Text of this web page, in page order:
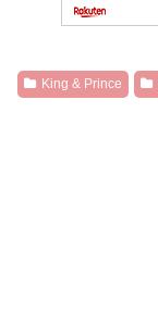
King & Prince